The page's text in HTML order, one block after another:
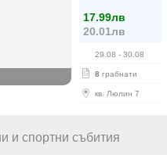
17.99лв
20.01лв
29.08 - 30.08
8 грабнати
кв. Люлин 7
и спортни събития